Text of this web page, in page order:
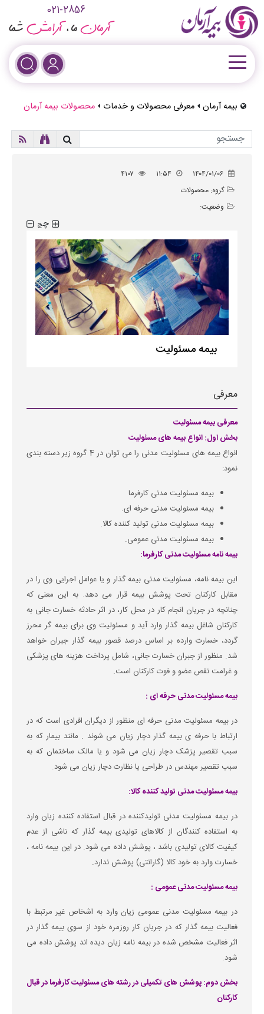
021-2856
بیمه آرمان معرفی محصولات و خدمات محصولات بیمه آرمان
۱۴۰۴/۰۱/۰۶ ۱۱:۵۴
۴۱۰۷
گروه: محصولات
وضعیت:
چچ
بیمه مسئولیت
معرفی
معرفی بیمه مسئولیت
بخش اول: انواع بیمه های مسئولیت
انواع بیمه های مسئولیت مدنی را می توان در 4 گروه زیر دسته بندی
نمود:
بیمه مسئولیت مدنی کارفرما
بیمه مسئولیت مدنی حرفه ای.
بیمه مسئولیت مدنی تولید کننده کالا.
بیمه مسئولیت مدنی عمومی.
بیمه نامه مسئولیت مدنی کارفرما:
این بیمه نامه، مسئولیت مدنی بیمه گذار و یا عوامل اجرایی وی را در
مقابل کارکنان تحت پوشش بیمه قرار می دهد. به این معنی که
چنانچه در جریان انجام کار در محل کار، در اثر حادثه خسارت جانی به
کارکنان شاغل بیمه گذار وارد آید و مسئولیت وی برای بیمه گر محرز
گردد، خسارت وارده بر اساس درصد قصور بیمه گذار جبران خواهد
شد. منظور از جبران خسارت جانی، شامل پرداخت هزینه های پزشکی
و غرامت نقص عضو و فوت کارکنان است.
بیمه مسئولیت مدنی حرفه ای :
در بیمه مسئولیت مدنی حرفه ای منظور از دیگران افرادی است که در
ارتباط با حرفه ی بیمه گذار دچار زیان می شوند . مانند بیمار که به
سبب تقصیر پزشک دچار زیان می شود و یا مالک ساختمان که به
سبب تقصیر مهندس در طراحی یا نظارت دچار زیان می شود.
بیمه مسئولیت مدنی تولید کننده کالا:
در بیمه مسئولیت مدنی تولیدکننده در قبال استفاده کننده زیان وارد
به استفاده کنندگان از کالاهای تولیدی بیمه گذار که ناشی از عدم
کیفیت کالای تولیدی باشد ، پوشش داده می شود. در این بیمه نامه ،
خسارت وارد به خود کالا (گارانتی) پوشش ندارد.
بیمه مسئولیت مدنی عمومی :
در بیمه مسئولیت مدنی عمومی زیان وارد به اشخاص غیر مرتبط با
فعالیت بیمه گذار که در جریان کار روزمره خود از سوی بیمه گذار در
اثر فعالیت مشخص شده در بیمه نامه زیان دیده اند پوشش داده می
شود.
بخش دوم: پوشش های تکمیلی در رشته های مسئولیت کارفرما در قبال
کارکنان